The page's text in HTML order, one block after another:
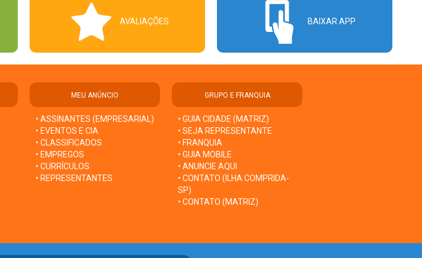
AVALIAÇÕES BAIXAR APP
MEU ANÚNCIO
• ASSINANTES (EMPRESARIAL)
• EVENTOS E CIA
• CLASSIFICADOS
• EMPREGOS
• CURRÍCULOS
• REPRESENTANTES
GRUPO E FRANQUIA
• GUIA CIDADE (MATRIZ)
• SEJA REPRESENTANTE
• FRANQUIA
• GUIA MOBILE
• ANUNCIE AQUI
• CONTATO (ILHA COMPRIDA-
SP)
• CONTATO (MATRIZ)